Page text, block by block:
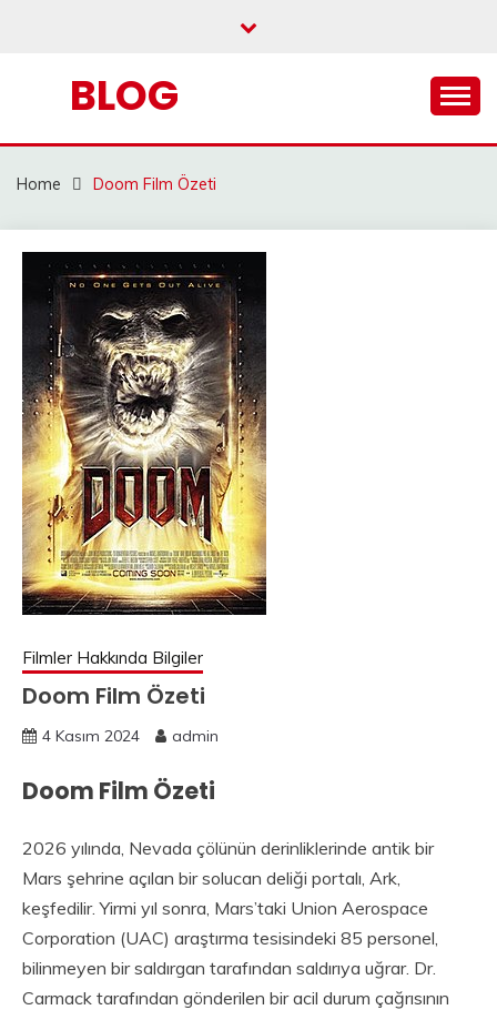
BLOG
Home Doom Film Özeti
Filmler Hakkında Bilgiler
Doom Film Özeti
4 Kasım 2024 admin
Doom Film Özeti
2026 yılında, Nevada çölünün derinliklerinde antik bir
Mars şehrine açılan bir solucan deliği portalı, Ark,
keşfedilir. Yirmi yıl sonra, Mars’taki Union Aerospace
Corporation (UAC) araştırma tesisindeki 85 personel,
bilinmeyen bir saldırgan tarafından saldırıya uğrar. Dr.
Carmack tarafından gönderilen bir acil durum çağrısının